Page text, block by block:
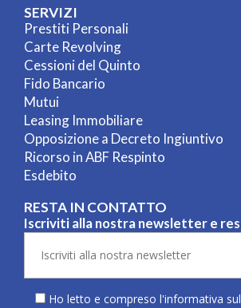
SERVIZI
Prestiti Personali
Carte Revolving
Cessioni del Quinto
Fido Bancario
Mutui
Leasing Immobiliare
Opposizione a Decreto Ingiuntivo
Ricorso in ABF Respinto
Esdebito
RESTA IN CONTATTO
Iscriviti alla nostra newsletter e
Ho letto e compreso l'informativa